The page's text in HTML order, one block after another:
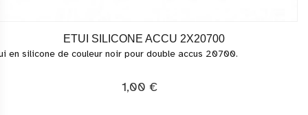
ETUI SILICONE ACCU 2X20700
en silicone de couleur noir pour double accus 20700.
1,00 €